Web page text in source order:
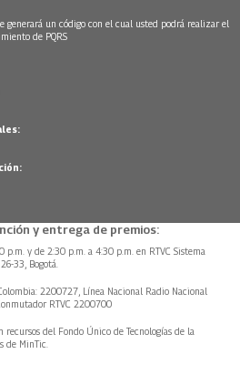
generará un código con el cual usted podrá realizar el
de PQRS
y entrega de premios:
p.m. y de 2:30 p.m. a 4:30 p.m. en RTVC Sistema
33, Bogotá.
2200727, Línea Nacional Radio Nacional
RTVC 2200700
del Fondo Único de Tecnologías de la
de MinTic.